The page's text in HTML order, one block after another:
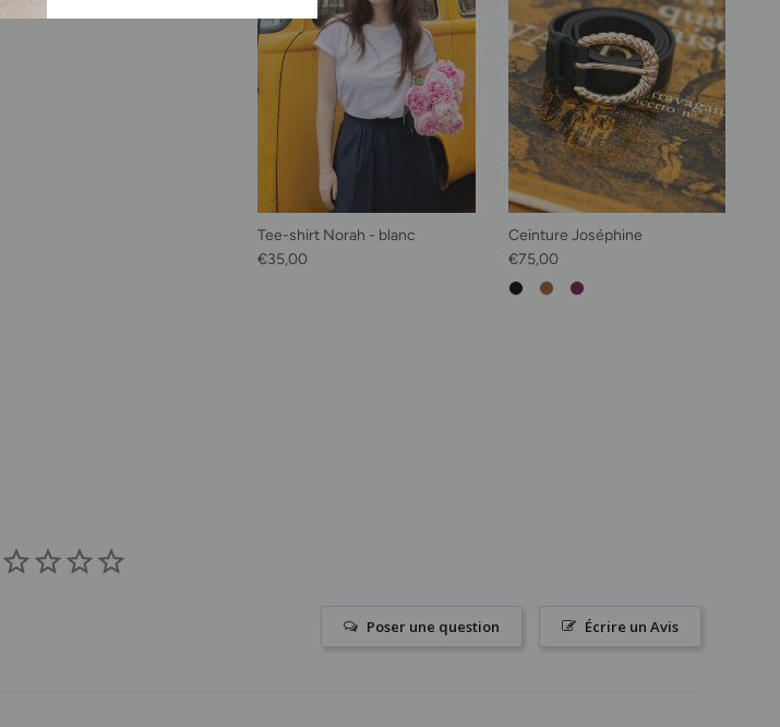
Tee-shirt Norah - blanc
Prix habituel
€35,00
Ceinture Joséphine
Prix habituel
€75,00
Écrire un Avis
Poser une question